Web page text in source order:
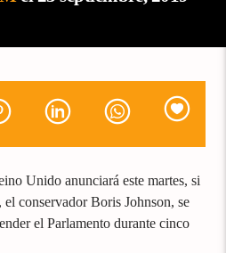
Unido anunciará este martes, si
conservador Boris Johnson, se
el Parlamento durante cinco